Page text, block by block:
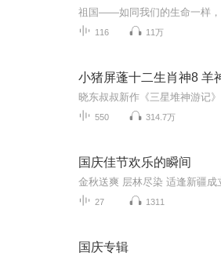
116 11万
550 314.7万
国庆佳节欢乐的瞬间
27 1311
国庆专辑